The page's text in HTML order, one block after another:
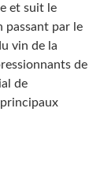
et suit le
passant par le
vin de la
de
de